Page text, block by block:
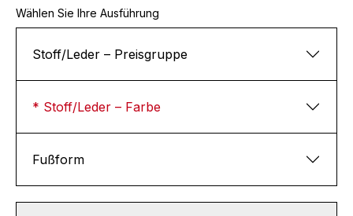
Wählen Sie Ihre Ausführung
Stoff/Leder – Preisgruppe
* Stoff/Leder – Farbe
Fußform